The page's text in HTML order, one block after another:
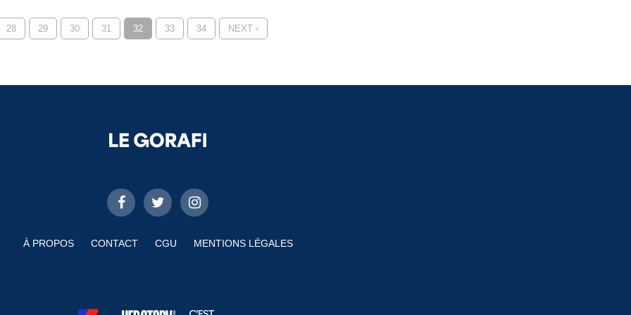
28 29 30 31 32 33 34 NEXT ›
À PROPOS CONTACT CGU MENTIONS LÉGALES